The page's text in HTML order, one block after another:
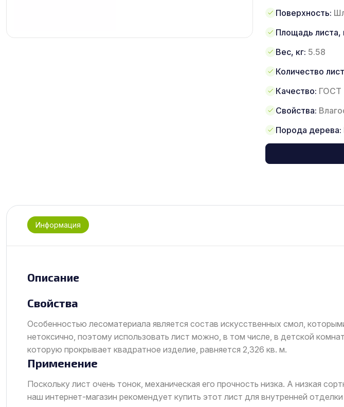
Поверхность:
Площадь листа,
Вес, кг: 5.58
Количество
Качество: ГОСТ
Свойства:
Порода дерева:
Информация
Описание
Свойства
Особенностью лесоматериала является состав искусственных смол,
нетоксично, поэтому использовать лист можно, в том числе, в детской
которую прокрывает квадратное изделие, равняется 2,326 кв. м.
Применение
Поскольку лист очень тонок, механическая его прочность низка. А низкая
наш интернет-магазин рекомендует купить этот лист для внутренней